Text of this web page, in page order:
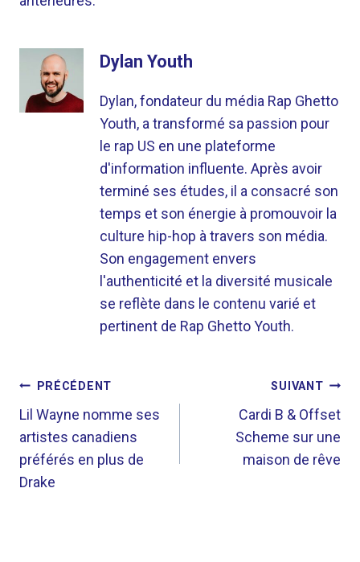
Dylan Youth
Dylan, fondateur du média Rap Ghetto
Youth, a transformé sa passion pour
le rap US en une plateforme
d'information influente. Après avoir
terminé ses études, il a consacré son
temps et son énergie à promouvoir la
culture hip-hop à travers son média.
Son engagement envers
l'authenticité et la diversité musicale
se reflète dans le contenu varié et
pertinent de Rap Ghetto Youth.
NAVIGATION
DE
L’ARTICLE
PRÉCÉDENT
Lil Wayne nomme ses
artistes canadiens
préférés en plus de
Drake
SUIVANT
Cardi B & Offset
Scheme sur une
maison de rêve